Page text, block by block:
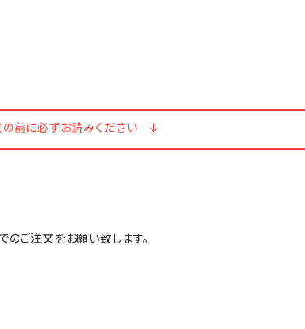
前に必ずお読みください ↓
ご注文をお願い致します。